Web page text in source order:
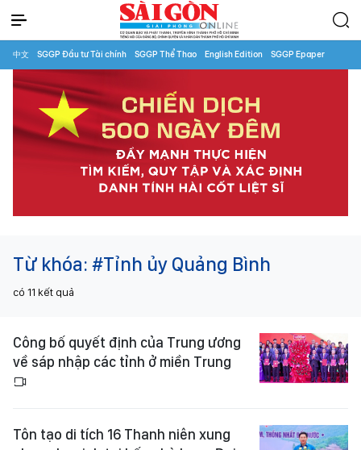
中文 SGGP Đầu tư Tài chính SGGP Thể Thao English Edition SGGP Epaper
Từ khóa: #Tỉnh ủy Quảng Bình
có 11 kết quả
Công bố quyết định của Trung ương
về sáp nhập các tỉnh ở miền Trung
Tôn tạo di tích 16 Thanh niên xung